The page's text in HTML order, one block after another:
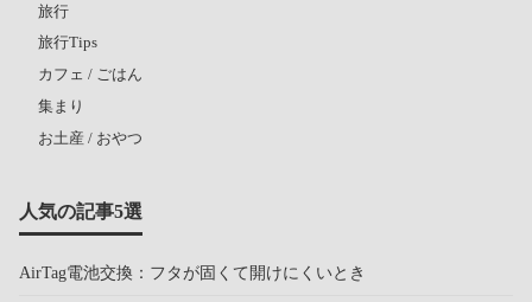
旅行
旅行Tips
カフェ / ごはん
集まり
お土産 / おやつ
人気の記事5選
AirTag電池交換：フタが固くて開けにくいとき